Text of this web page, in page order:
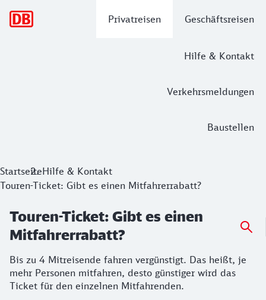
Privatreisen Geschäftsreisen
Hilfe & Kontakt
Verkehrsmeldungen
Baustellen
StartseiteHilfe & Kontakt
Touren-Ticket: Gibt es einen Mitfahrerrabatt?
Touren-Ticket: Gibt es einen
Mitfahrerrabatt?
Bis zu 4 Mitreisende fahren vergünstigt. Das heißt, je
mehr Personen mitfahren, desto günstiger wird das
Ticket für den einzelnen Mitfahrenden.